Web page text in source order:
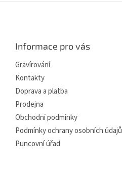
Informace pro vás
Gravírování
Kontakty
Doprava a platba
Prodejna
Obchodní podmínky
Podmínky ochrany osobních údajů
Puncovní úřad